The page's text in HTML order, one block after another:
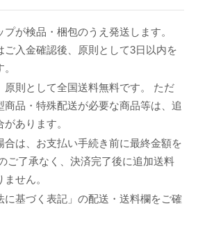
が検品・梱包のうえ発送します。
ご入金確認後、原則として3日以内を
原則として全国送料無料です。 ただ
商品・特殊配送が必要な商品等は、追
あります。
合は、お支払い手続き前に最終金額を
ご了承なく、決済完了後に追加送料
せん。
に基づく表記」の配送・送料欄をご確